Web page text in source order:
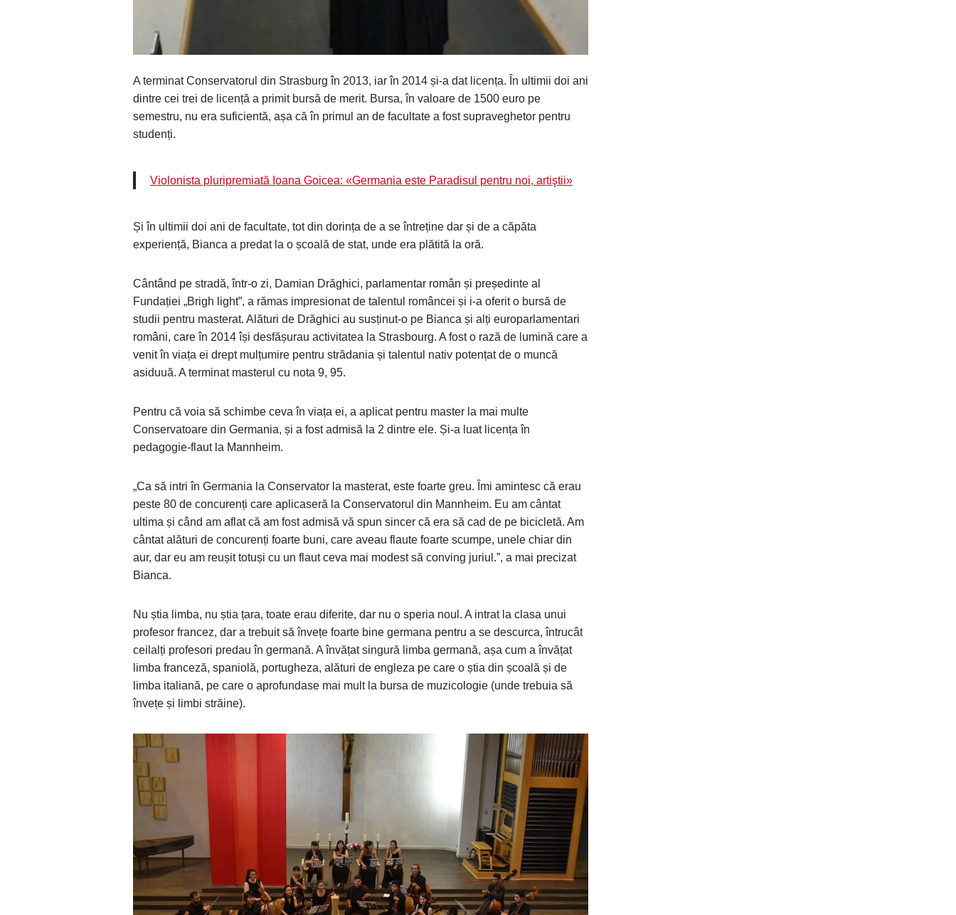
A terminat Conservatorul din Strasburg în 2013, iar în 2014 și-a dat licența. În ultimii doi ani
dintre cei trei de licență a primit bursă de merit. Bursa, în valoare de 1500 euro pe
semestru, nu era suficientă, așa că în primul an de facultate a fost supraveghetor pentru
studenți.
Violonista pluripremiată Ioana Goicea: «Germania este Paradisul pentru noi, artiştii»
Și în ultimii doi ani de facultate, tot din dorința de a se întreține dar și de a căpăta
experiență, Bianca a predat la o școală de stat, unde era plătită la oră.
Cântând pe stradă, într-o zi, Damian Drăghici, parlamentar român și președinte al
Fundației „Brigh light”, a rămas impresionat de talentul româncei și i-a oferit o bursă de
studii pentru masterat. Alături de Drăghici au susținut-o pe Bianca și alți europarlamentari
români, care în 2014 își desfășurau activitatea la Strasbourg. A fost o rază de lumină care a
venit în viața ei drept mulțumire pentru strădania și talentul nativ potențat de o muncă
asiduuă. A terminat masterul cu nota 9, 95.
Pentru că voia să schimbe ceva în viața ei, a aplicat pentru master la mai multe
Conservatoare din Germania, și a fost admisă la 2 dintre ele. Și-a luat licența în
pedagogie-flaut la Mannheim.
„Ca să intri în Germania la Conservator la masterat, este foarte greu. Îmi amintesc că erau
peste 80 de concurenți care aplicaseră la Conservatorul din Mannheim. Eu am cântat
ultima și când am aflat că am fost admisă vă spun sincer că era să cad de pe bicicletă. Am
cântat alături de concurenți foarte buni, care aveau flaute foarte scumpe, unele chiar din
aur, dar eu am reușit totuși cu un flaut ceva mai modest să conving juriul.”, a mai precizat
Bianca.
Nu știa limba, nu știa țara, toate erau diferite, dar nu o speria noul. A intrat la clasa unui
profesor francez, dar a trebuit să învețe foarte bine germana pentru a se descurca, întrucât
ceilalți profesori predau în germană. A învățat singură limba germană, așa cum a învățat
limba franceză, spaniolă, portugheza, alături de engleza pe care o știa din școală și de
limba italiană, pe care o aprofundase mai mult la bursa de muzicologie (unde trebuia să
învețe și limbi străine).